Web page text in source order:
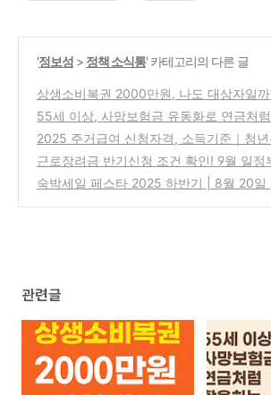
'정보성 > 정책 소식통' 카테고리의 다른 글
상생소비복권 2000만원, 나도 대상자일까
건부터 신청까지 총정리
(2)
55세 이상, 사망보험금 유동화로 연금처럼
용하는 방법
(1)
2025 주거급여 신청자격, 소득기준｜청년
리지급, 지급액계산법까지
(14)
근로장려금 반기신청 조건 확인! 9월 일정
지급일까지 한눈에
(6)
숙박세일 페스타 2025 하반기 | 8월 20일
관련글